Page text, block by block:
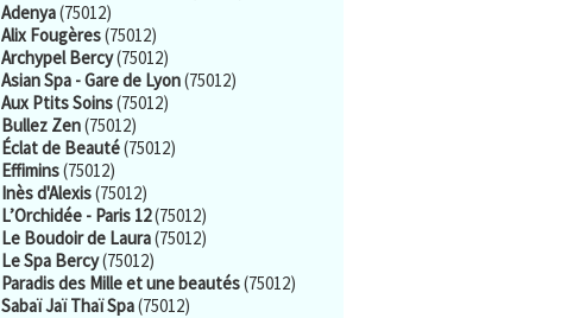
Adenya(75012)
Alix Fougères(75012)
Archypel Bercy(75012)
Asian Spa - Gare de Lyon(75012)
Aux Ptits Soins(75012)
Bullez Zen(75012)
Éclat de Beauté(75012)
Effimins(75012)
Inès d'Alexis(75012)
L’Orchidée - Paris 12(75012)
Le Boudoir de Laura(75012)
Le Spa Bercy(75012)
Paradis des Mille et une beautés(75012)
Sabaï Jaï Thaï Spa(75012)